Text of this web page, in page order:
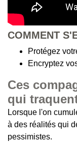
COMMENT
Protégez
Encryptez
Ces
qui
Lorsque l'on
à des réalités qui
pessimistes.